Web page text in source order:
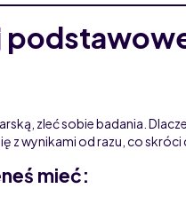
zleć sobie badania.
z wynikami od razu, co skróci
mieć: